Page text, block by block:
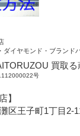
ダイヤモンド・ブランド
買取る
号
】
区王子町1丁目2-